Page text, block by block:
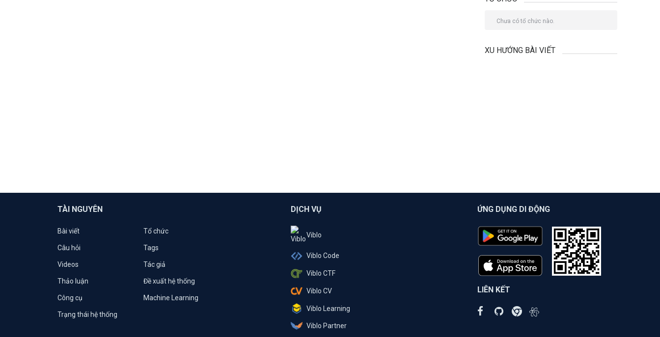
Chưa có tổ chức nào.
XU HƯỚNG BÀI VIẾT
TÀI NGUYÊN
Bài viết Tổ chức
Câu hỏi Tags
Videos Tác giả
Thảo luận Đề xuất hệ thống
Công cụ Machine Learning
Trạng thái hệ thống
DỊCH VỤ
Viblo
Viblo Code
Viblo CTF
Viblo CV
Viblo Learning
Viblo Partner
ỨNG DỤNG DI ĐỘNG
LIÊN KẾT